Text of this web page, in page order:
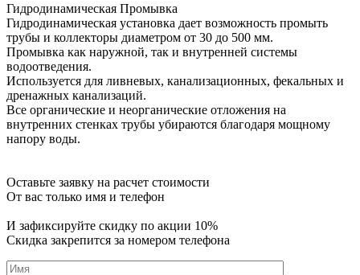
Гидродинамическая Промывка
Гидродинамическая установка дает возможность промыть
трубы и коллекторы диаметром от 30 до 500 мм.
Промывка как наружной, так и внутренней системы
водоотведения.
Используется для ливневых, канализационных, фекальных и
дренажных канализаций.
Все органические и неорганические отложения на
внутренних стенках трубы убираются благодаря мощному
напору воды.
Оставьте заявку на расчет стоимости
От вас только имя и телефон
И зафиксируйте скидку по акции 10%
Скидка закрепится за номером телефона